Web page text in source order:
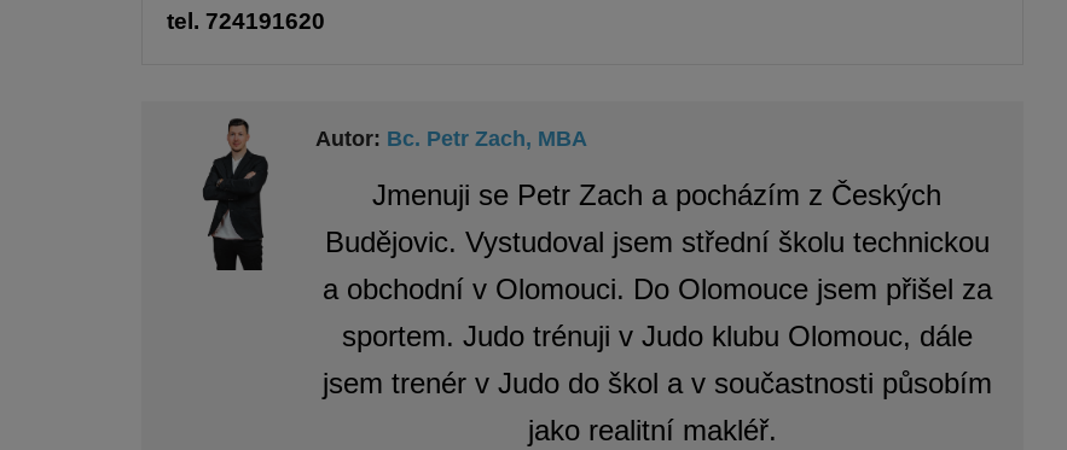
tel. 724191620
Autor: Bc. Petr Zach, MBA
Jmenuji se Petr Zach a pocházím z Českých
Budějovic. Vystudoval jsem střední školu technickou
a obchodní v Olomouci. Do Olomouce jsem přišel za
sportem. Judo trénuji v Judo klubu Olomouc, dále
jsem trenér v Judo do škol a v součastnosti působím
jako realitní makléř.